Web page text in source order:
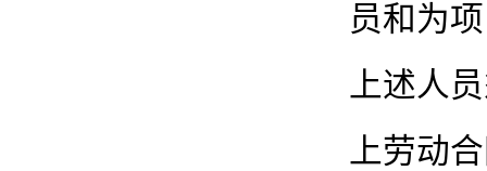
员和为
上述人
上劳动